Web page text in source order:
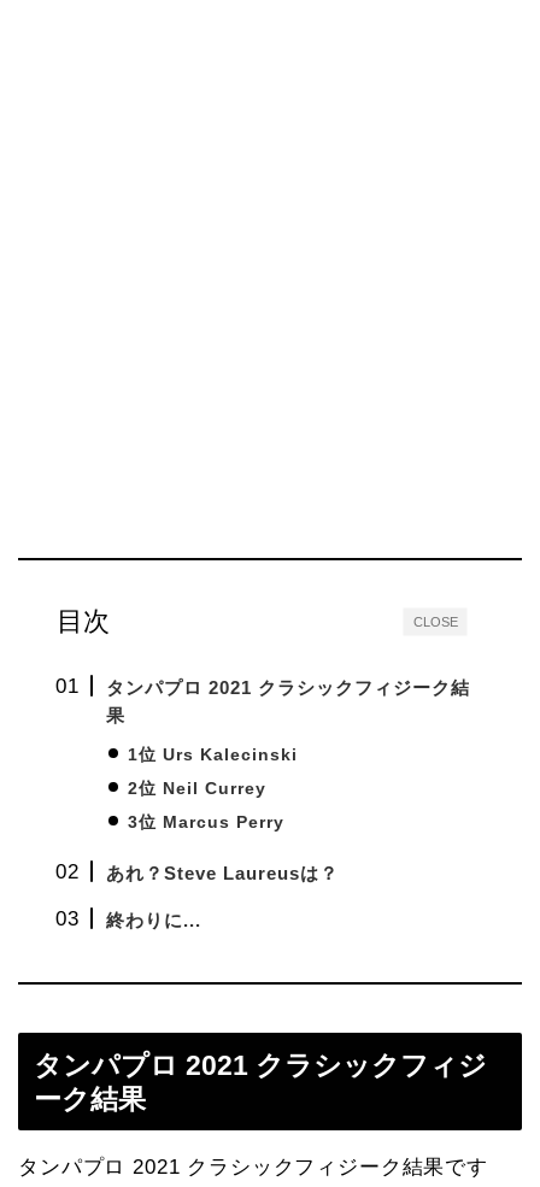
CLOSE
目次
タンパプロ 2021 クラシックフィジーク結
果
1位 Urs Kalecinski
2位 Neil Currey
3位 Marcus Perry
あれ？Steve Laureusは？
終わりに...
タンパプロ 2021 クラシックフィジ
ーク結果
タンパプロ 2021 クラシックフィジーク結果です